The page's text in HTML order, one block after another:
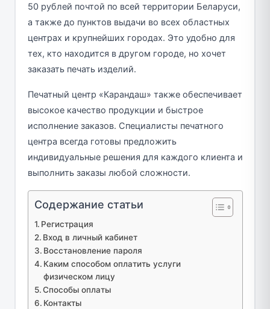
50 рублей почтой по всей территории Беларуси,
а также до пунктов выдачи во всех областных
центрах и крупнейших городах. Это удобно для
тех, кто находится в другом городе, но хочет
заказать печать изделий.
Печатный центр «Карандаш» также обеспечивает
высокое качество продукции и быстрое
исполнение заказов. Специалисты печатного
центра всегда готовы предложить
индивидуальные решения для каждого клиента и
выполнить заказы любой сложности.
Содержание статьи
Регистрация
Вход в личный кабинет
Восстановление пароля
Каким способом оплатить услуги
физическом лицу
Способы оплаты
Контакты